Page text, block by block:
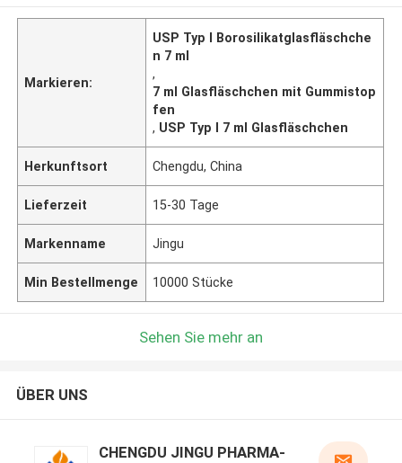
Markieren:
USP Typ I Borosilikatglasfläschche
n 7 ml
,
7 ml Glasfläschchen mit Gummistop
fen
, USP Typ I 7 ml Glasfläschchen
Herkunftsort Chengdu, China
Lieferzeit 15-30 Tage
Markenname Jingu
Min Bestellmenge 10000 Stücke
Sehen Sie mehr an
ÜBER UNS
CHENGDU JINGU PHARMA-